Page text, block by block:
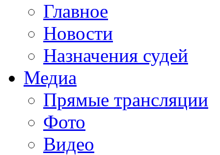
Главное
Новости
Назначения судей
Медиа
Прямые трансляции
Фото
Видео